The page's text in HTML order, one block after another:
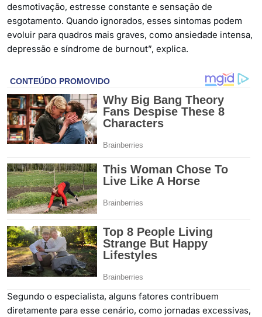
desmotivação, estresse constante e sensação de
esgotamento. Quando ignorados, esses sintomas podem
evoluir para quadros mais graves, como ansiedade intensa,
depressão e síndrome de burnout”, explica.
Segundo o especialista, alguns fatores contribuem
diretamente para esse cenário, como jornadas excessivas,